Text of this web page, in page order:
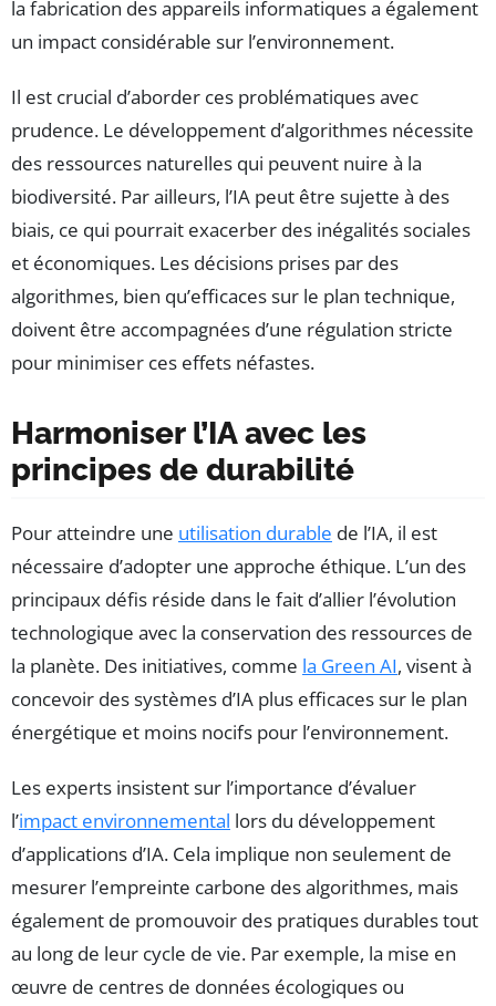
la fabrication des appareils informatiques a également
un impact considérable sur l’environnement.
Il est crucial d’aborder ces problématiques avec
prudence. Le développement d’algorithmes nécessite
des ressources naturelles qui peuvent nuire à la
biodiversité. Par ailleurs, l’IA peut être sujette à des
biais, ce qui pourrait exacerber des inégalités sociales
et économiques. Les décisions prises par des
algorithmes, bien qu’efficaces sur le plan technique,
doivent être accompagnées d’une régulation stricte
pour minimiser ces effets néfastes.
Harmoniser l’IA avec les
principes de durabilité
Pour atteindre une utilisation durable de l’IA, il est
nécessaire d’adopter une approche éthique. L’un des
principaux défis réside dans le fait d’allier l’évolution
technologique avec la conservation des ressources de
la planète. Des initiatives, comme la Green AI, visent à
concevoir des systèmes d’IA plus efficaces sur le plan
énergétique et moins nocifs pour l’environnement.
Les experts insistent sur l’importance d’évaluer
l’impact environnemental lors du développement
d’applications d’IA. Cela implique non seulement de
mesurer l’empreinte carbone des algorithmes, mais
également de promouvoir des pratiques durables tout
au long de leur cycle de vie. Par exemple, la mise en
œuvre de centres de données écologiques ou